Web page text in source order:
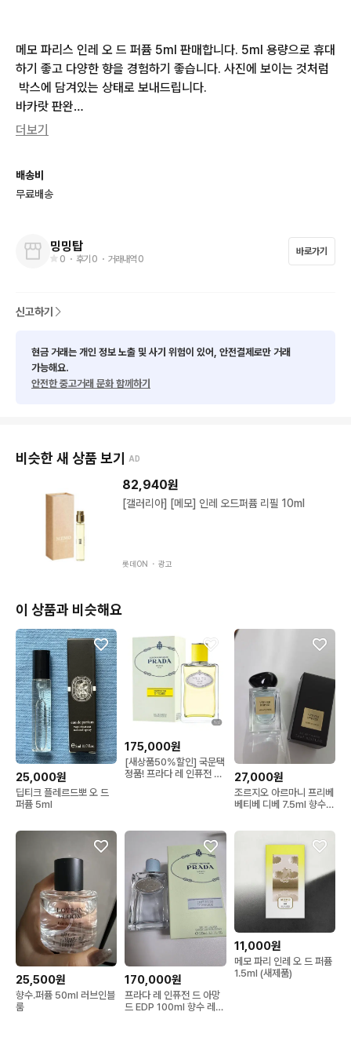
메모 파리스 인레 오 드 퍼퓸 5ml 판매합니다. 5ml 용량으로 휴대
하기 좋고 다양한 향을 경험하기 좋습니다. 사진에 보이는 것처럼
박스에 담겨있는 상태로 보내드립니다.
바카랏 판완
더보기
배송비
무료배송
밍밍탑
0 ・ 후기 0 ・ 거래내역 0
바로가기
신고하기
현금 거래는 개인 정보 노출 및 사기 위험이 있어, 안전결제로만 거래
가능해요.
안전한 중고거래 문화 함께하기
비슷한 새 상품 보기 AD
82,940원
[갤러리아] [메모] 인레 오드퍼퓸 리필 10ml
롯데ON ・ 광고
이 상품과 비슷해요
25,000원
딥티크 플레르드뽀 오 드
퍼퓸 5ml
175,000원
[새상품50%할인] 국문택
정품! 프라다 레 인퓨전 드
27,000원
조르지오 아르마니 프리베
베티베 디베 7.5ml 향수
25,500원
향수.퍼퓸 50ml 러브인블
룸
170,000원
프라다 레 인퓨전 드 아망
드 EDP 100ml 향수 레스
11,000원
메모 파리 인레 오 드 퍼퓸
1.5ml (새제품)